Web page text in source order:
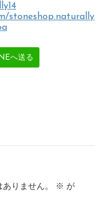
stoneshop.naturally
へ送る
りません。 ※ が